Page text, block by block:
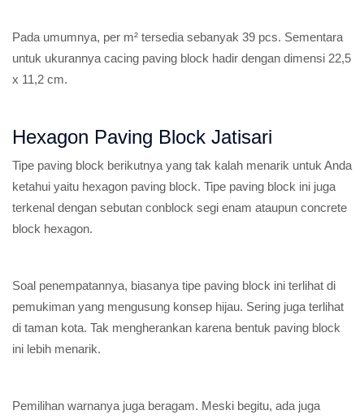
Pada umumnya, per m² tersedia sebanyak 39 pcs. Sementara
untuk ukurannya cacing paving block hadir dengan dimensi 22,5
x 11,2 cm.
Hexagon Paving Block Jatisari
Tipe paving block berikutnya yang tak kalah menarik untuk Anda
ketahui yaitu hexagon paving block. Tipe paving block ini juga
terkenal dengan sebutan conblock segi enam ataupun concrete
block hexagon.
Soal penempatannya, biasanya tipe paving block ini terlihat di
pemukiman yang mengusung konsep hijau. Sering juga terlihat
di taman kota. Tak mengherankan karena bentuk paving block
ini lebih menarik.
Pemilihan warnanya juga beragam. Meski begitu, ada juga